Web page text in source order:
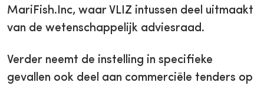
MariFish.Inc, waar VLIZ intussen deel uitmaakt
van de wetenschappelijk adviesraad.
Verder neemt de instelling in specifieke
gevallen ook deel aan commerciële tenders op